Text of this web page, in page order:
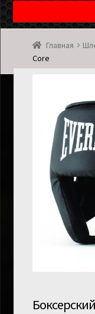
Мой аккаунт
Главная
Core